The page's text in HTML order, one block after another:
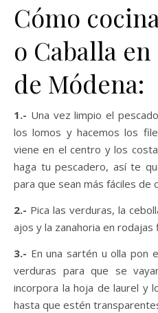
Cómo
o Caballa en
de Módena:
1.- Una vez limpio el
los lomos y hacemos los
viene en el centro y los
haga tu pescadero, así te
para que sean más fáciles de
2.- Pica las verduras, la
ajos y la zanahoria en rodajas
3.- En una sartén u olla pon
verduras para que se
incorpora la hoja de laurel y
hasta que estén